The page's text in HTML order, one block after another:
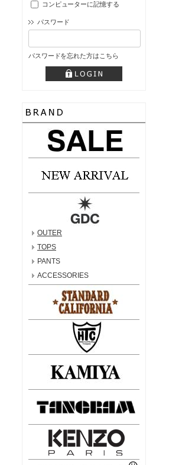
コンピューターに記憶する
パスワード
パスワードを忘れた方はこちら
OUTER
TOPS
PANTS
ACCESSORIES